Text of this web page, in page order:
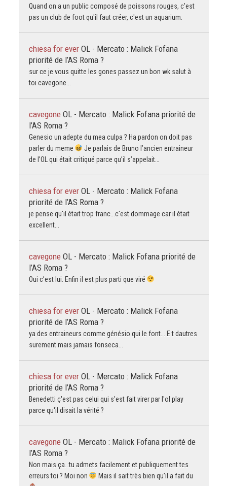
Quand on a un public composé de poissons rouges, c'est
pas un club de foot qu'il faut créer, c'est un aquarium.
chiesa for ever OL - Mercato : Malick Fofana
priorité de l’AS Roma ?
sur ce je vous quitte les gones passez un bon wk salut à
toi cavegone...
cavegone OL - Mercato : Malick Fofana priorité de
l’AS Roma ?
Genesio un adepte du mea culpa ? Ha pardon on doit pas
parler du meme
Je parlais de Bruno l’ancien entraineur
de l’OL qui était critiqué parce qu’il s’appelait…
chiesa for ever OL - Mercato : Malick Fofana
priorité de l’AS Roma ?
je pense qu'il était trop franc...c'est dommage car il était
excellent...
cavegone OL - Mercato : Malick Fofana priorité de
l’AS Roma ?
Oui c’est lui. Enfin il est plus parti que viré
chiesa for ever OL - Mercato : Malick Fofana
priorité de l’AS Roma ?
ya des entraineurs comme génésio qui le font... E t dautres
surement mais jamais fonseca...
chiesa for ever OL - Mercato : Malick Fofana
priorité de l’AS Roma ?
Benedetti ç'est pas celui qui s'est fait virer par l'ol play
parce qu'il disait la vérité ?
cavegone OL - Mercato : Malick Fofana priorité de
l’AS Roma ?
Non mais ça…tu admets facilement et publiquement tes
erreurs toi ? Moi non
Mais il sait très bien qu’il a fait du